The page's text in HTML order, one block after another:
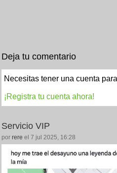
Deja tu comentario
Necesitas tener una cuenta
¡Registra tu cuenta ahora!
Servicio VIP
por rere el 7 jul 2025, 16:28